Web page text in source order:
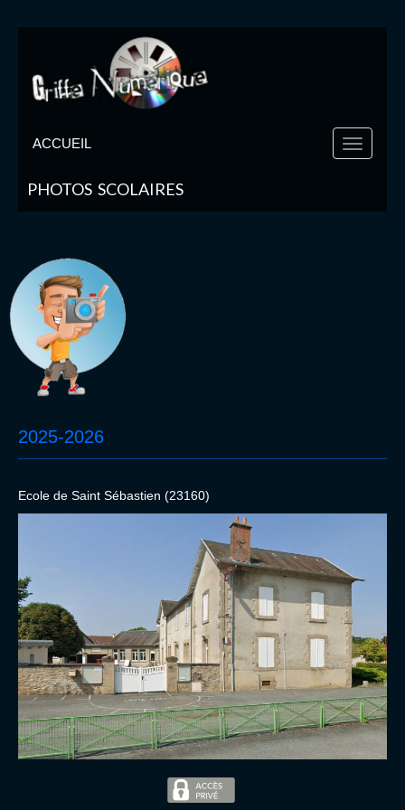
ACCUEIL
PHOTOS SCOLAIRES
2025-2026
Ecole de Saint Sébastien (23160)